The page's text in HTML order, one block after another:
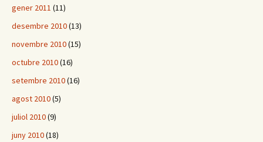
gener 2011 (11)
desembre 2010(13)
novembre 2010(15)
octubre 2010(16)
setembre 2010(16)
agost 2010(5)
juliol 2010(9)
juny 2010(18)